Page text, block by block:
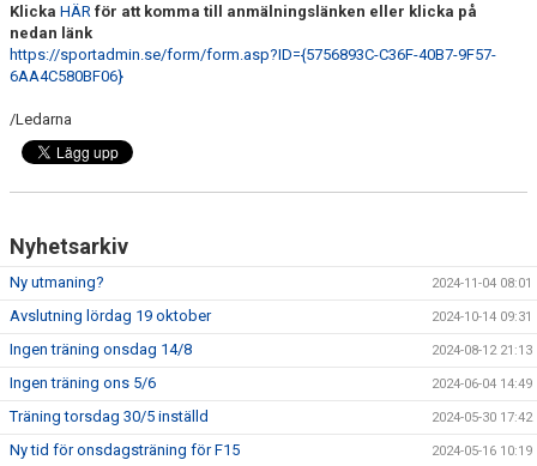
Klicka HÄR för att komma till anmälningslänken eller klicka på
nedan länk
https://sportadmin.se/form/form.asp?ID={5756893C-C36F-40B7-9F57-
6AA4C580BF06}
/Ledarna
Nyhetsarkiv
Ny utmaning? 2024-11-04 08:01
Avslutning lördag 19 oktober 2024-10-14 09:31
Ingen träning onsdag 14/8 2024-08-12 21:13
Ingen träning ons 5/6 2024-06-04 14:49
Träning torsdag 30/5 inställd 2024-05-30 17:42
Ny tid för onsdagsträning för F15 2024-05-16 10:19